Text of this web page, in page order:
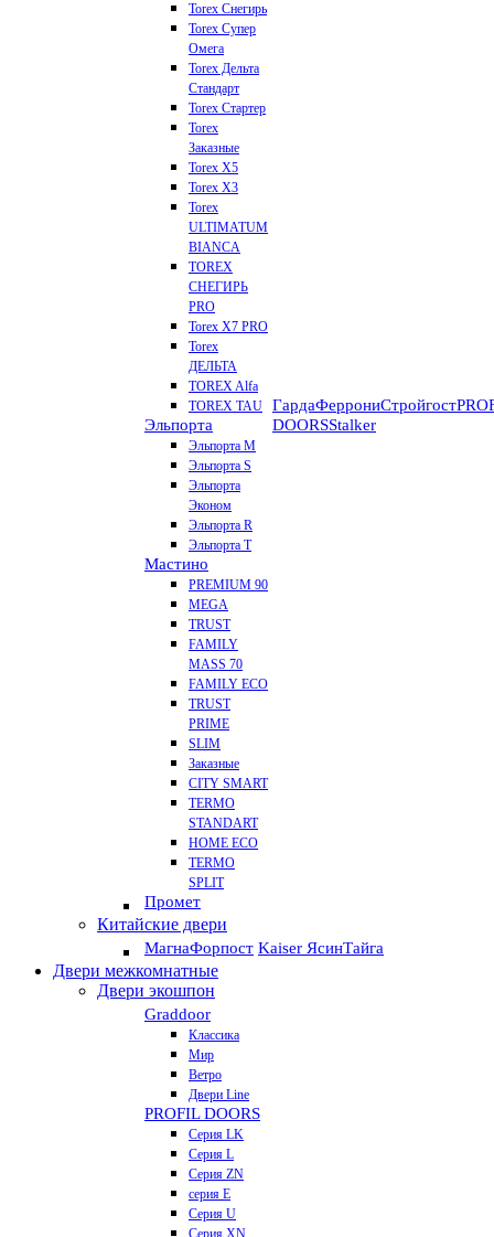
Torex Снегирь
Torex Супер
Омега
Torex Дельта
Стандарт
Torex Стартер
Torex
Заказные
Torex Х5
Torex Х3
Torex
ULTIMATUM
BIANCA
TOREX
СНЕГИРЬ
PRO
Torex X7 PRO
Torex
ДЕЛЬТА
TOREX Alfa
TOREX TAU
Эльпорта
Эльпорта M
Эльпорта S
Эльпорта
Эконом
Эльпорта R
Эльпорта Т
Мастино
PREMIUM 90
MEGA
TRUST
FAMILY
MASS 70
FAMILY ECO
TRUST
PRIME
SLIM
Заказные
CITY SMART
TERMO
STANDART
HOME ECO
ТЕRМО
SPLIT
Промет
ГардаФеррониСтройгост
DOORSStalker
Китайские двери
МагнаФорпост Kaiser ЯсинТайга
Двери межкомнатные
Двери экошпон
Graddoor
Классика
Мир
Ветро
Двери Line
PROFIL DOORS
Серия LK
Серия L
Серия ZN
серия E
Серия U
Серия XN